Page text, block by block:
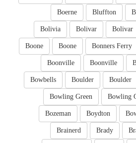
Bluffton
Boerne
Bolivar
Bolivar
Bolivia
Bonners Ferry
Boone
Boone
Boonville
Boonville
Boulder
Boulder
Bowbells
Bowling
Bowling Green
Boydton
Bozeman
Brady
Brainerd